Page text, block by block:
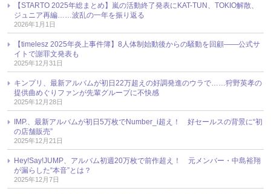
【STARTO 2025年総まとめ】嵐の活動終了発表にKAT-TUN、TOKIO解散、
ジュニア再編……波乱の一年を振り返る
2026年1月1日
【timelesz 2025年炎上事件簿】8人体制始動後からの騒動を回顧――公式サ
イトで謝罪文発表も
2025年12月31日
キンプリ、最新アルバムが初日22万超えの好調発進のウラで……狩野英孝の
提供曲めぐりファンが先輩グループに不快感
2025年12月28日
IMP.、最新アルバムが初日5万枚でNumber_i超え！ 好セールスの背景に“初
の店舗販売”
2025年12月21日
Hey!Say!JUMP、アルバム初週20万枚で前作超え！ 元メンバー・中島裕翔
が漏らした“本音”とは？
2025年12月7日